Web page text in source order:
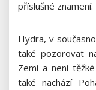
příslušné znamení.
Hydra, v
také pozorovat
Zemi a není
také nachází